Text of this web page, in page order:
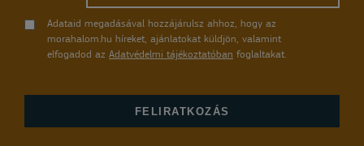
Adataid megadásával hozzájárulsz ahhoz, hogy az
morahalom.hu híreket, ajánlatokat küldjön, valamint
elfogadod az Adatvédelmi tájékoztatóban foglaltakat.